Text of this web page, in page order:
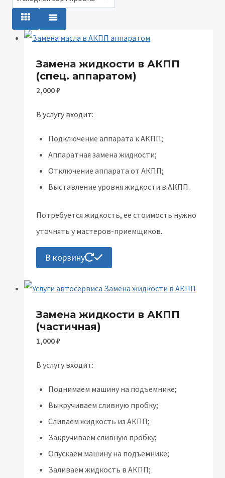
Замена жидкости в АКПП
(спец. аппаратом)
2,000₽
В услугу входит:
Подключение аппарата к АКПП;
Аппаратная замена жидкости;
Отключение аппарата от АКПП;
Выставление уровня жидкости в АКПП.
Потребуется жидкость, ее стоимость нужно
уточнять у мастеров-приемщиков.
В корзину
Замена жидкости в АКПП
(частичная)
1,000₽
В услугу входит:
Поднимаем машину на подъемнике;
Выкручиваем сливную пробку;
Сливаем жидкость из АКПП;
Закручиваем сливную пробку;
Опускаем машину на подъемнике;
Заливаем жидкость в АКПП;